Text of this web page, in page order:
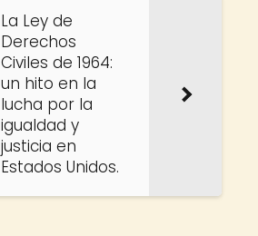
La Ley de
Derechos
Civiles de 1964:
un hito en la
lucha por la
igualdad y
justicia en
Estados Unidos.